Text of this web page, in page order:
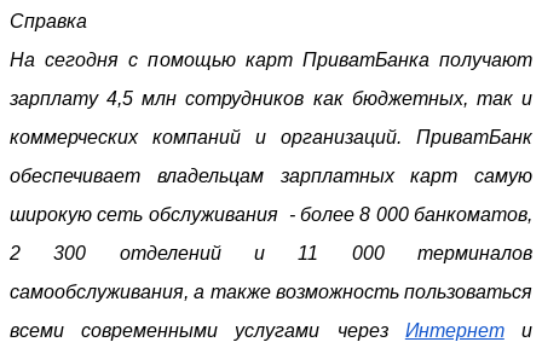
Справка
На сегодня с помощью карт ПриватБанка получают
зарплату 4,5 млн сотрудников как бюджетных, так и
коммерческих компаний и организаций. ПриватБанк
обеспечивает владельцам зарплатных карт самую
широкую сеть обслуживания - более 8 000 банкоматов,
2 300 отделений и 11 000 терминалов
самообслуживания, а также возможность пользоваться
всеми современными услугами через Интернети